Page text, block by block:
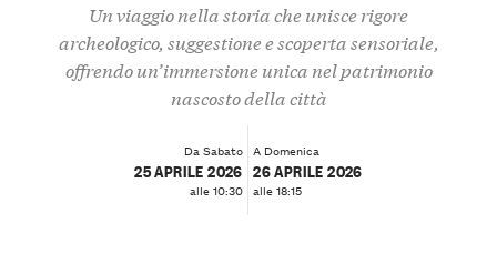
Un viaggio nella storia che unisce rigore
archeologico, suggestione e scoperta sensoriale,
offrendo un’immersione unica nel patrimonio
nascosto della città
Da Sabato
25 APRILE 2026
alle 10:30
A Domenica
26 APRILE 2026
alle 18:15